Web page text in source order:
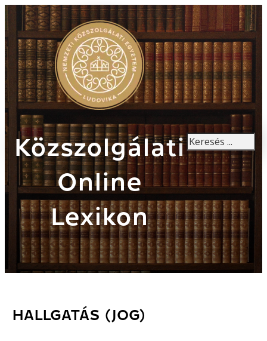
Közszolgálati
Online
Lexikon
Keresés
HALLGATÁS (JOG)